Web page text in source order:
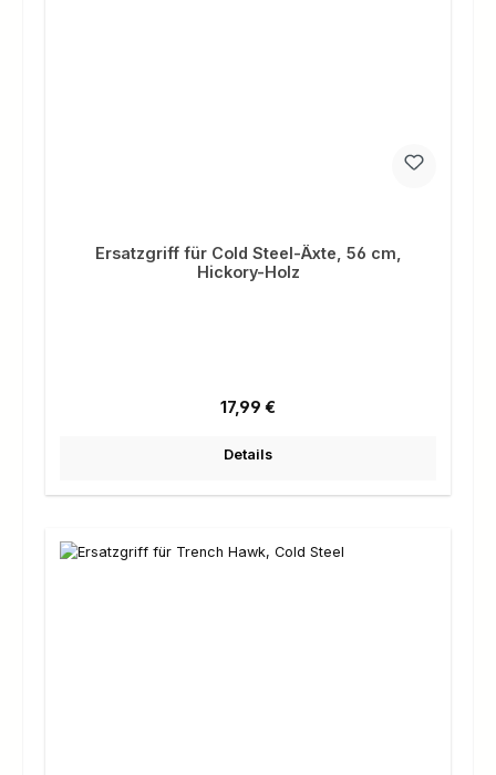
Ersatzgriff für Cold Steel-Äxte, 56 cm,
Hickory-Holz
Regulärer Preis:
17,99 €
Details